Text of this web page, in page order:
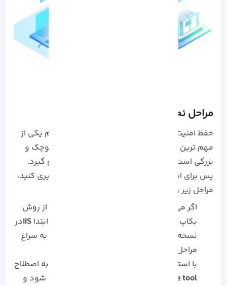
مراحل نحوه بکاپ گیری از IIS با appcmd
حفظ امنیت داده های قرار گرفته در فضای سیستم یکی از
مهم ترین وظایف و دغدغه های هر کسب و کار کوچک و
بزرگی است که باید به صورت کامل و درست انجام گیرد.
پس برای اینکه از نفوذ هرگونه رخنه امنیتی جلوگیری کنید،
مراحل زیر را با نهایت دقت اعمال کنید:
اگر می خواهید به هر دلیلی که در نظر دارید از روش
بکاپ گیری IIS با appcmd استفاده کنید باید ابتدا
IIS
در
نسخه 7.0 را در اختیار داشته باشید تا بتوانید به سراغ
مراحل بعدی بروید.
با استفاده کردن از ابزار خط فرمان داخلی که به اصطلاح
built-in command-line tool
نیز نامیده می شود و